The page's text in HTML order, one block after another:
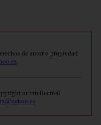
de autor o propiedad
.
or intellectual
.